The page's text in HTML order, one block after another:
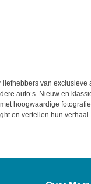
van exclusieve
auto’s. Nieuw en
hoogwaardige
en vertellen hun verhaal.